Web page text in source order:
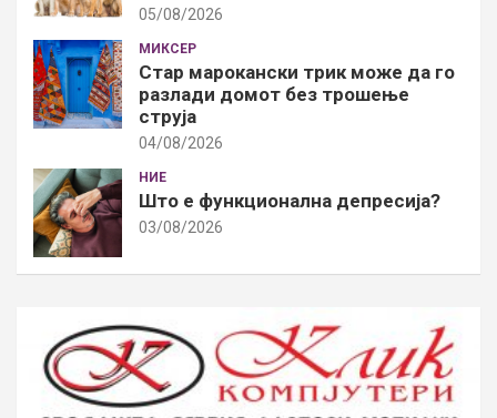
05/08/2026
МИКСЕР
Стар марокански трик може да го
разлади домот без трошење
струја
04/08/2026
НИЕ
Што е функционална депресија?
03/08/2026